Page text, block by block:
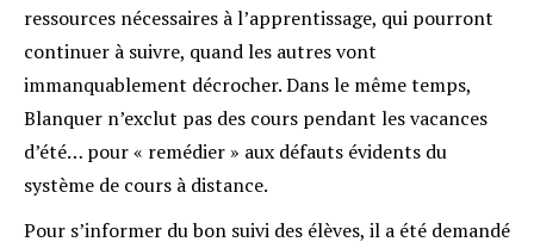
ressources nécessaires à l’apprentissage, qui pourront
continuer à suivre, quand les autres vont
immanquablement décrocher. Dans le même temps,
Blanquer n’exclut pas des cours pendant les vacances
d’été… pour « remédier » aux défauts évidents du
système de cours à distance.
Pour s’informer du bon suivi des élèves, il a été demandé